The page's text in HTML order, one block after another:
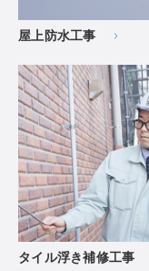
屋上防水工事
タイル浮き補修工事